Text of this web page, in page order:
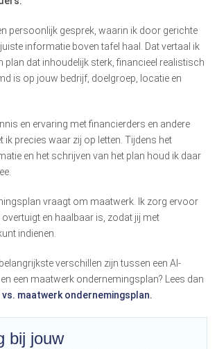
persoonlijk gesprek, waarin ik door gerichte
informatie boven tafel haal. Dat vertaal ik
plan dat inhoudelijk sterk, financieel realistisch
is op jouw bedrijf, doelgroep, locatie en
en ervaring met financierders en andere
ik precies waar zij op letten. Tijdens het
en het schrijven van het plan houd ik daar
vraagt om maatwerk. Ik zorg ervoor
en haalbaar is, zodat jij met
indienen.
verschillen zijn tussen een AI-
een maatwerk ondernemingsplan? Lees dan
vs. maatwerk ondernemingsplan.
bij jouw